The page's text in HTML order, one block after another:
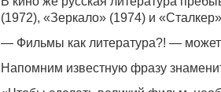
(1972), «Зеркало» (1974) и
— Фильмы как литература?! — может
Напомним известную фразу